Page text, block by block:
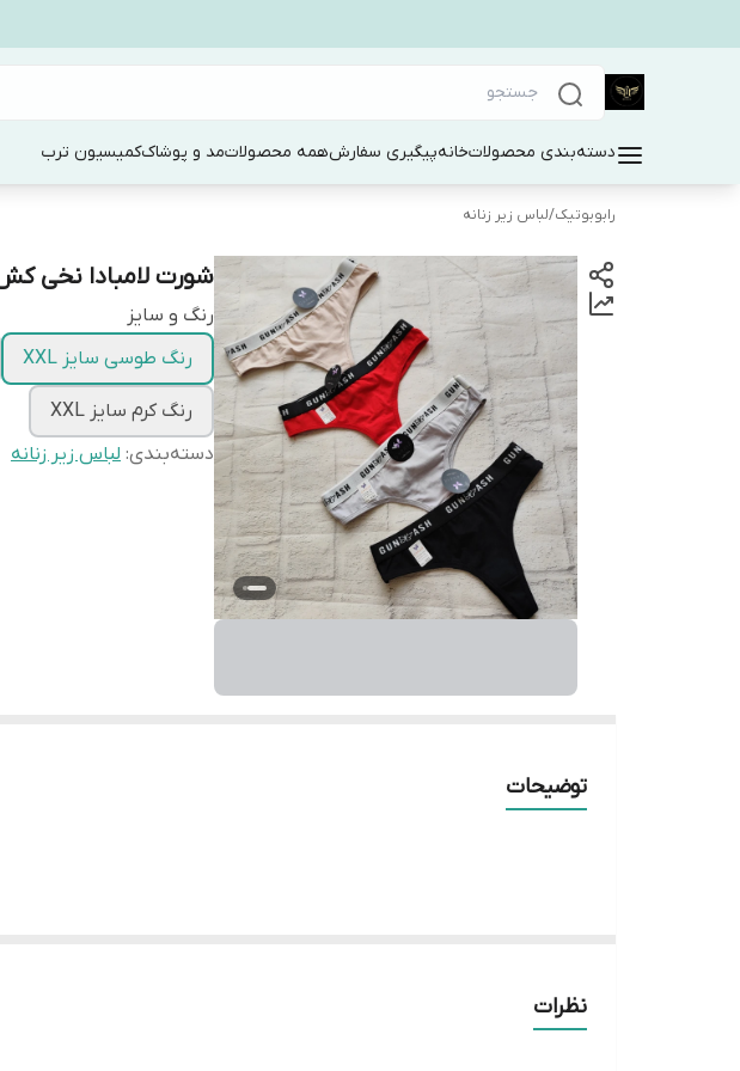
دسته‌بندی محصولاتخانهپیگیری سفارشهمه محصولاتمد و پوشاککمیسیون ترب
رابوبوتیک/لباس زیر زنانه
شورت لامبادا نخی
رنگ و سایز
رنگ طوسی سایز XXL
رنگ کرم سایز XXL
دسته‌بندی: لباس زیر زنانه
توضیحات
نظرات